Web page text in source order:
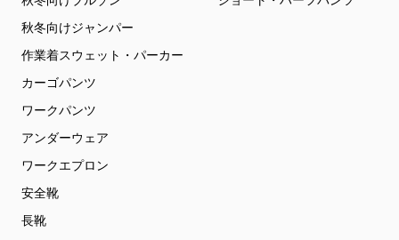
秋冬向けジャンパー
作業着スウェット・パーカー
カーゴパンツ
ワークパンツ
アンダーウェア
ワークエプロン
安全靴
長靴